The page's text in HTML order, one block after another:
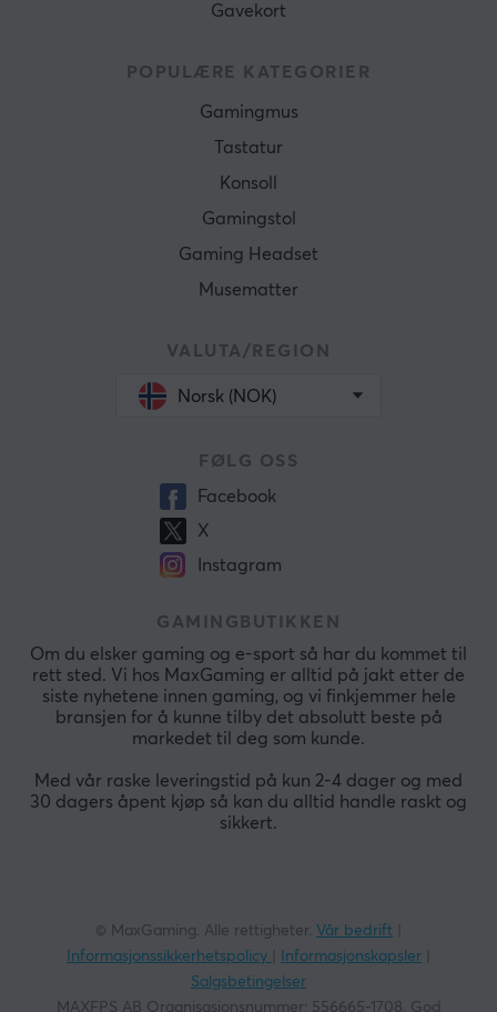
Gavekort
POPULÆRE KATEGORIER
Gamingmus
Tastatur
Konsoll
Gamingstol
Gaming Headset
Musematter
VALUTA/REGION
Norsk (NOK)
FØLG OSS
Facebook
X
Instagram
GAMINGBUTIKKEN
Om du elsker gaming og e-sport så har du kommet til
rett sted. Vi hos MaxGaming er alltid på jakt etter de
siste nyhetene innen gaming, og vi finkjemmer hele
bransjen for å kunne tilby det absolutt beste på
markedet til deg som kunde.
Med vår raske leveringstid på kun 2-4 dager og med
30 dagers åpent kjøp så kan du alltid handle raskt og
sikkert.
© MaxGaming. Alle rettigheter. Vår bedrift
Informasjonssikkerhetspolicy
Informasjonskapsler
Salgsbetingelser
MAXFPS AB Organisasjonsnummer: 556665-1708. God